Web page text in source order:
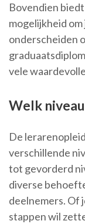
Bovendien
mogelijkheid
onderscheiden
vele
Welk
De
verschillende
tot gevorderd
diverse
deelnemers. Of
stappen wil